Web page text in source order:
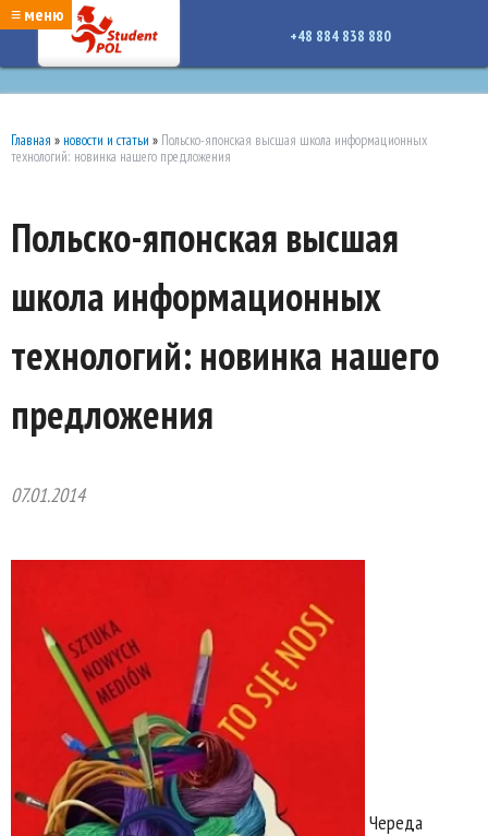
google-site-verification: google7a917c261df1566b.htmlgoogle-site-verification:
google7a917c261df1566b.html
≡ меню
+48 884 838 880
Главная » новости и статьи » Польско-японская высшая школа информационных
технологий: новинка нашего предложения
Польско-японская высшая
школа информационных
технологий: новинка нашего
предложения
07.01.2014
Череда